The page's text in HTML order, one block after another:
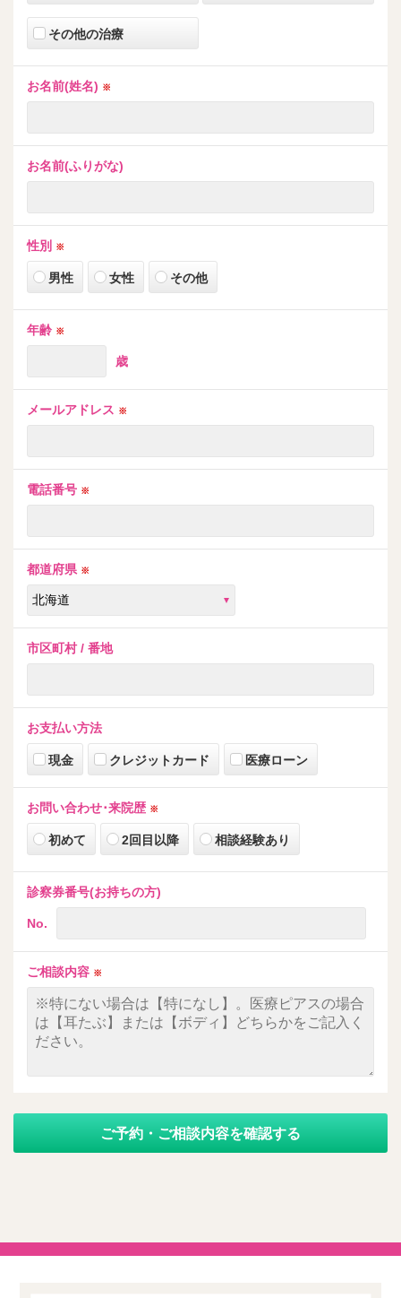
その他の治療
お名前(姓名) ※
お名前(ふりがな)
性別 ※
男性 女性 その他
年齢 ※
歳
メールアドレス ※
電話番号 ※
都道府県 ※
市区町村 / 番地
お支払い方法
現金 クレジットカード 医療ローン
お問い合わせ･来院歴 ※
初めて 2回目以降 相談経験あり
診察券番号(お持ちの方)
No.
ご相談内容 ※